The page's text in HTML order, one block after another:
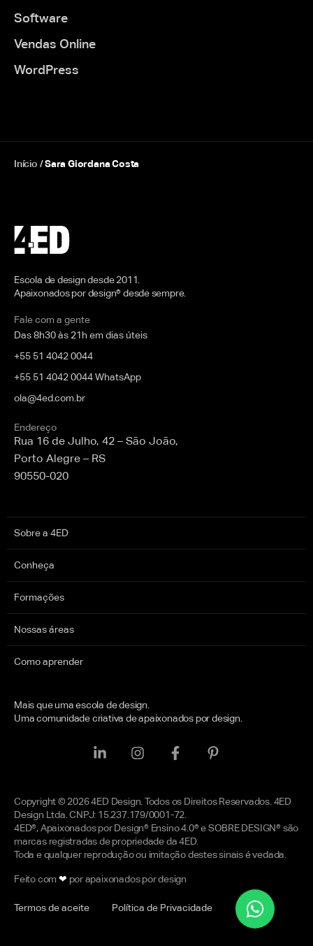
Software
Vendas Online
WordPress
Início /Sara Giordana Costa
Escola de design desde 2011.
Apaixonados por design® desde sempre.
Fale com a gente
Das 8h30 às 21h em dias úteis
+55 51 4042 0044
+55 51 4042 0044 WhatsApp
ola@4ed.com.br
Endereço
Rua 16 de Julho, 42 – São João,
Porto Alegre – RS
90550-020
Sobre a 4ED
Conheça
Formações
Nossas áreas
Como aprender
Mais que uma escola de design.
Uma comunidade criativa de apaixonados por design.
Copyright © 2026 4ED Design. Todos os Direitos Reservados. 4ED
Design Ltda. CNPJ: 15.237.179/0001-72.
4ED®, Apaixonados por Design® Ensino 4.0® e SOBRE DESIGN® são
marcas registradas de propriedade da 4ED.
Toda e qualquer reprodução ou imitação destes sinais é vedada.
Feito com❤ por apaixonados por design
Termos de aceite Política de Privacidade